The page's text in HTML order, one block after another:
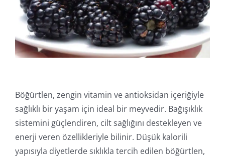
İletişim
Online İşlemler
Böğürtlen, zengin vitamin ve antioksidan içeriğiyle
sağlıklı bir yaşam için ideal bir meyvedir. Bağışıklık
sistemini güçlendiren, cilt sağlığını destekleyen ve
enerji veren özellikleriyle bilinir. Düşük kalorili
yapısıyla diyetlerde sıklıkla tercih edilen böğürtlen,